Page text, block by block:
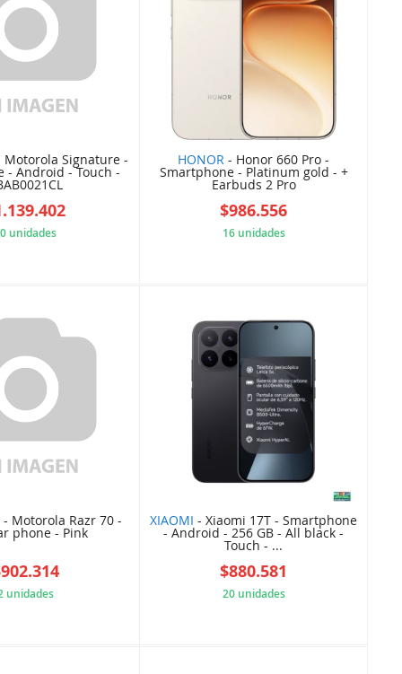
Signature -
- Android - Touch -
unidades
HONOR - Honor 660 Pro -
Smartphone - Platinum gold - +
Earbuds 2 Pro
$986.556
16 unidades
- Motorola Razr 70 -
phone - Pink
unidades
XIAOMI - Xiaomi 17T - Smartphone
- Android - 256 GB - All black -
Touch - ...
$880.581
20 unidades